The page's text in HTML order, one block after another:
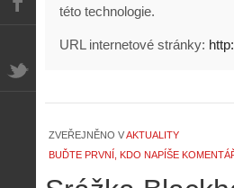
této technologie.
URL internetové stránky:
ZVEŘEJNĚNO VAKTUALITY
BUĎTE PRVNÍ, KDO NAPÍŠE